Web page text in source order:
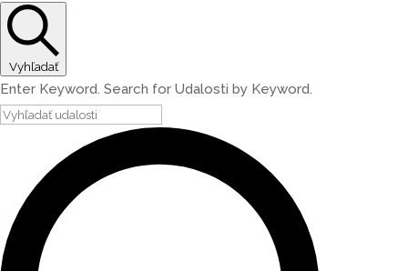
Vyhľadať
Enter Keyword. Search for Udalosti by Keyword.